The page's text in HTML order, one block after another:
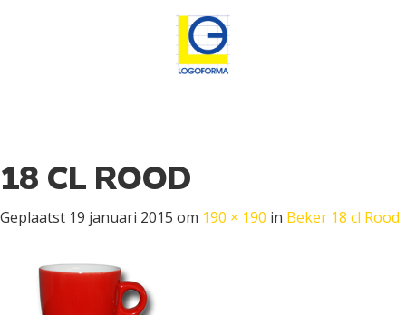
18 CL ROOD
Geplaatst 19 januari 2015 om 190 × 190 in Beker 18 cl Rood